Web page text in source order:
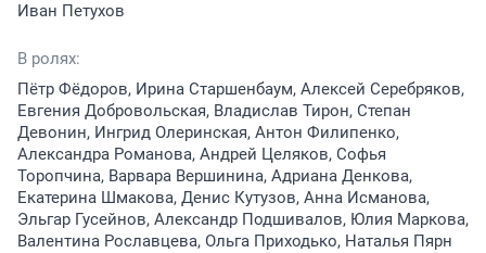
Иван Петухов
В ролях:
Пётр Фёдоров, Ирина Старшенбаум, Алексей Серебряков,
Евгения Добровольская, Владислав Тирон, Степан
Девонин, Ингрид Олеринская, Антон Филипенко,
Александра Романова, Андрей Целяков, Софья
Торопчина, Варвара Вершинина, Адриана Денкова,
Екатерина Шмакова, Денис Кутузов, Анна Исманова,
Эльгар Гусейнов, Александр Подшивалов, Юлия Маркова,
Валентина Рославцева, Ольга Приходько, Наталья Пярн